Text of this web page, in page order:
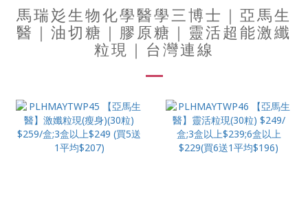
馬瑞彣生物化學醫學三博士｜亞馬生
醫｜油切糖｜膠原糖｜靈活超能激纖
粒現｜台灣連線